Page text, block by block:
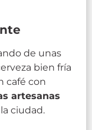
de unas
bien fría
café con
artesanas
ciudad.